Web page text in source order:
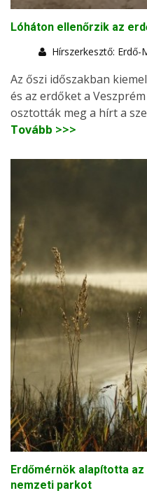
Lóháton ellenőrzik az
Hírszerkesztő: Erdő-
Az őszi időszakban
és az erdőket a
osztották meg a hírt a
Tovább >>>
Erdőmérnök alapította
nemzeti parkot